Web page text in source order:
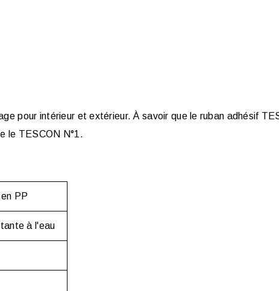
pour intérieur et extérieur. À savoir que le ruban adhésif
le TESCON N°1.
PP
à l'eau